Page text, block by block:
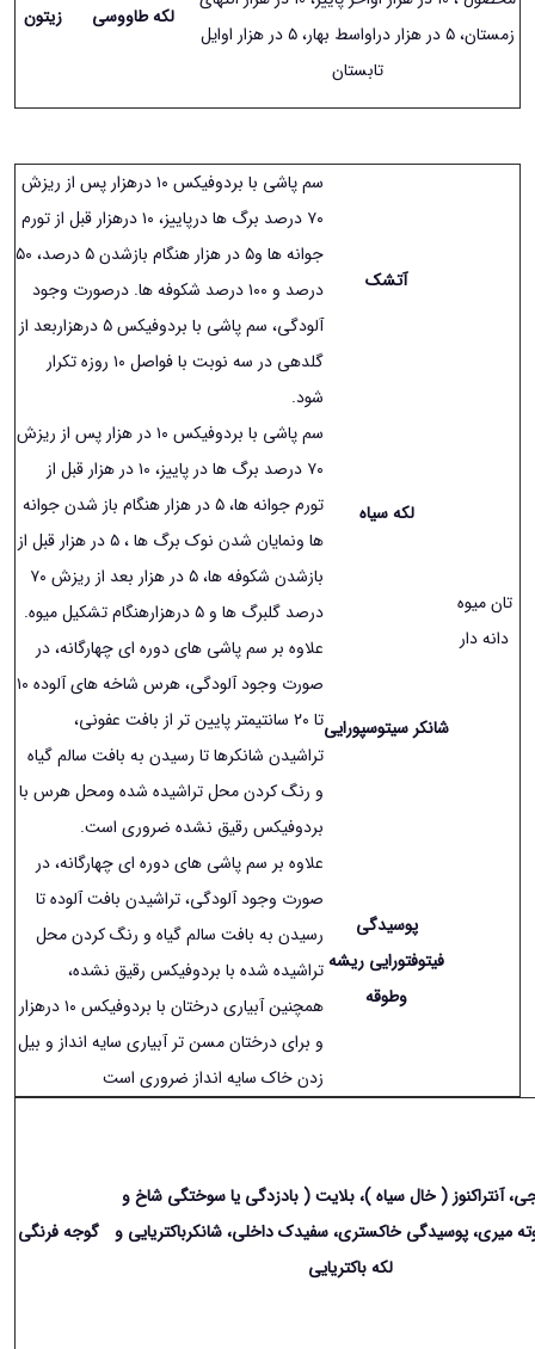
زمستان، ۵ در هزار دراواسط بهار، ۵ در هزار اوایل
تابستان
لکه طاووسی زیتون
تان میوه
دانه دار
آتشک
سم پاشی با بردوفیکس ١۰ درهزار پس از ریزش
٧۰ درصد برگ ها درپاییز، ١۰ درهزار قبل از تورم
جوانه ها و۵ در هزار هنگام بازشدن ۵ درصد، ۵۰
درصد و ١۰۰ درصد شکوفه ها. درصورت وجود
آلودگی، سم پاشی با بردوفیکس ۵ درهزاربعد از
گلدهی در سه نوبت با فواصل ١۰ روزه تکرار
شود.
لکه سیاه
سم پاشی با بردوفیکس ١۰ در هزار پس از ریزش
٧۰ درصد برگ ها در پاییز، ١۰ در هزار قبل از
تورم جوانه ها، ۵ در هزار هنگام باز شدن جوانه
ها ونمایان شدن نوک برگ ها ، ۵ در هزار قبل از
بازشدن شکوفه ها، ۵ در هزار بعد از ریزش ٧۰
درصد گلبرگ ها و ۵ درهزارهنگام تشکیل میوه.
شانکر سیتوسپورایی
علاوه بر سم پاشی های دوره ای چهارگانه، در
صورت وجود آلودگی، هرس شاخه های آلوده ١۰
تا ٢۰ سانتیمتر پایین تر از بافت عفونی،
تراشیدن شانکرها تا رسیدن به بافت سالم گیاه
و رنگ کردن محل تراشیده شده ومحل هرس با
بردوفیکس رقیق نشده ضروری است.
پوسیدگی
فیتوفتورایی ریشه
وطوقه
علاوه بر سم پاشی های دوره ای چهارگانه، در
صورت وجود آلودگی، تراشیدن بافت آلوده تا
رسیدن به بافت سالم گیاه و رنگ کردن محل
تراشیده شده با بردوفیکس رقیق نشده،
همچنین آبیاری درختان با بردوفیکس ١۰ درهزار
و برای درختان مسن تر آبیاری سایه انداز و بیل
زدن خاک سایه انداز ضروری است
آنتراکنوز ( خال سیاه )، بلایت ( بادزدگی یا سوختگی شاخ و
میری، پوسیدگی خاکستری، سفیدک داخلی، شانکرباکتریایی و
لکه باکتریایی
گوجه فرنگی